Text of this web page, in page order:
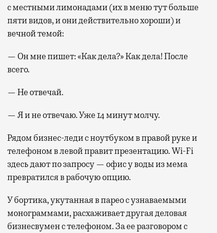
с местными лимонадами (их в меню тут больше
пяти видов, и они действительно хороши) и
вечной темой:
— Он мне пишет: «Как дела?» Как дела! После
всего.
— Не отвечай.
— Я и не отвечаю. Уже 14 минут молчу.
Рядом бизнес-леди с ноутбуком в правой руке и
телефоном в левой правит презентацию. Wi-Fi
здесь дают по запросу — офис у воды из мема
превратился в рабочую опцию.
У бортика, укутанная в парео с узнаваемыми
монограммами, расхаживает другая деловая
бизнесвумен с телефоном. За ее разговором с